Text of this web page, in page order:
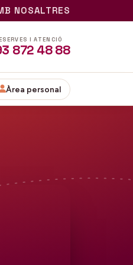
NOSALTRES
I ATENCIÓ
872 48 88
Àrea personal